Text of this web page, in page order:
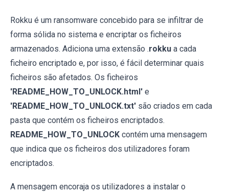
Rokku é um ransomware concebido para se infiltrar de
forma sólida no sistema e encriptar os ficheiros
armazenados. Adiciona uma extensão .rokku a cada
ficheiro encriptado e, por isso, é fácil determinar quais
ficheiros são afetados. Os ficheiros
'README_HOW_TO_UNLOCK.html' e
'README_HOW_TO_UNLOCK.txt' são criados em cada
pasta que contém os ficheiros encriptados.
README_HOW_TO_UNLOCK contém uma mensagem
que indica que os ficheiros dos utilizadores foram
encriptados.
A mensagem encoraja os utilizadores a instalar o